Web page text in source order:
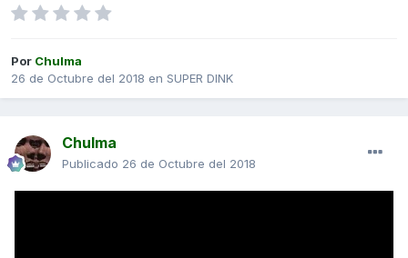
Por Chulma
26 de Octubre del 2018 en SUPER DINK
Chulma
Publicado 26 de Octubre del 2018